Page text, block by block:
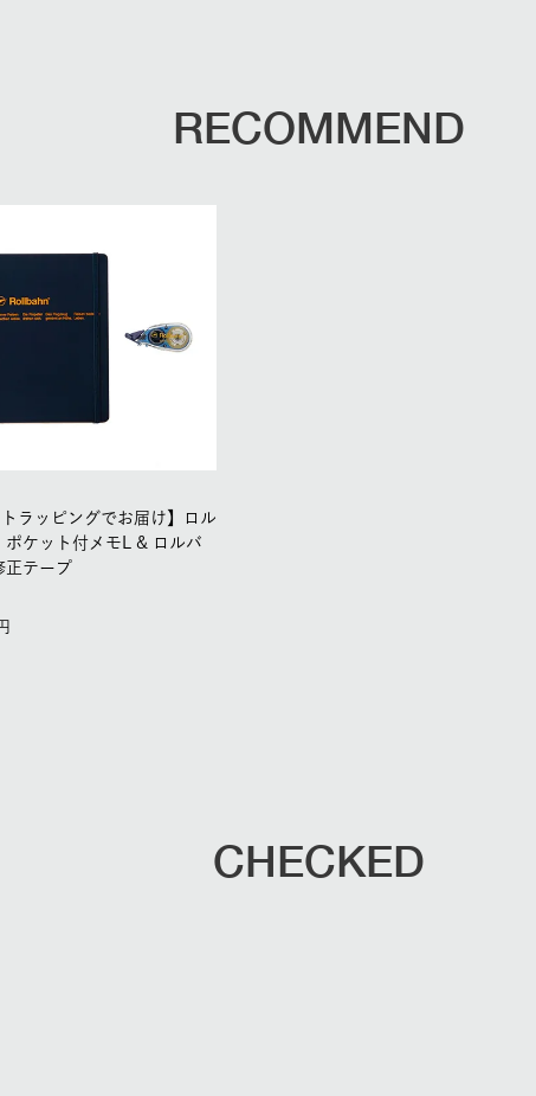
RECOMMEND
ラッピングでお届け】ロル
ポケット付メモL & ロルバ
正テープ
CHECKED